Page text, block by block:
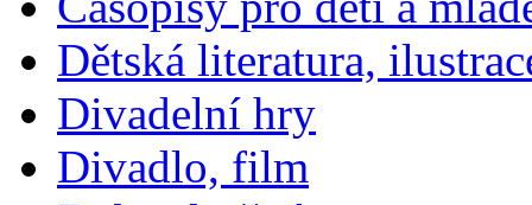
Dětská literatura,
Divadelní hry
Divadlo, film